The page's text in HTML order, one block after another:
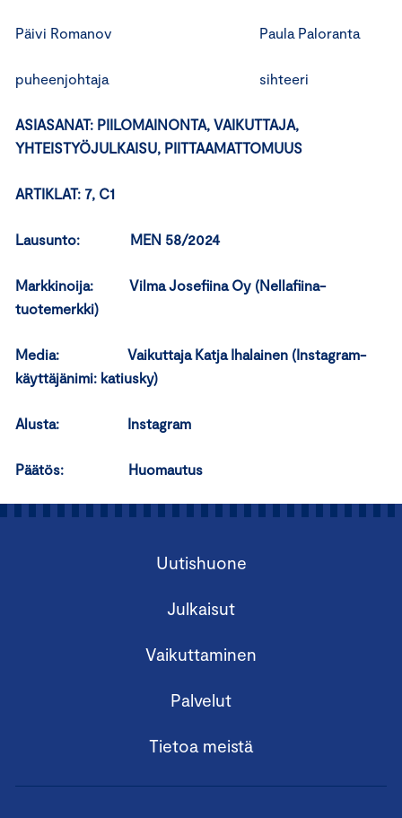
Päivi Romanov Paula Paloranta
puheenjohtaja sihteeri
ASIASANAT: PIILOMAINONTA, VAIKUTTAJA,
YHTEISTYÖJULKAISU, PIITTAAMATTOMUUS
ARTIKLAT: 7, C1
Lausunto: MEN 58/2024
Markkinoija: Vilma Josefiina Oy (Nellafiina-
tuotemerkki)
Media: Vaikuttaja Katja Ihalainen (Instagram-
käyttäjänimi: katiusky)
Alusta: Instagram
Päätös: Huomautus
Uutishuone
Julkaisut
Vaikuttaminen
Palvelut
Tietoa meistä